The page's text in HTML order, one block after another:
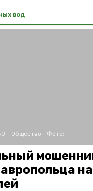
вод
Общество Фото: